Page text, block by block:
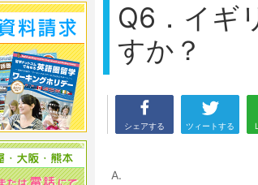
Q6．イギ
すか？
シェアする ツィートする
A.